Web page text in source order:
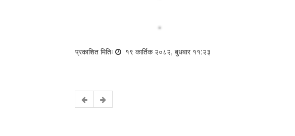
प्रकाशित मितिः १९ कार्तिक २०८२, बुधबार ११:२३